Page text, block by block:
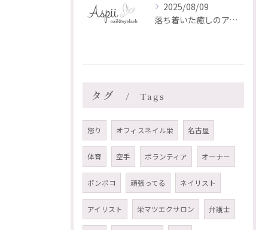
2025/08/09
落ち着いた癒しのアイリスト AKI のご紹介✨
タグ Tags
怒り オフィスネイル栄 名古屋
体育 空手 ボランティア オーナー
ポンポコ 頑張ってる ネイリスト
アイリスト 栄マツエクサロン 弁護士